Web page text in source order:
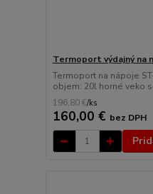
Termoport výdajný na
Termoport na nápoje
objem: 20l horné veko
196,80 €/ks
160,00 € bez DPH